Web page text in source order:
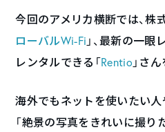
今回のアメリカ横断では、株
ローバルWi-Fi 」、最新の一
レンタルできる「Rentio 」さ
海外でもネットを使いたい人
「絶景の写真をきれいに撮り